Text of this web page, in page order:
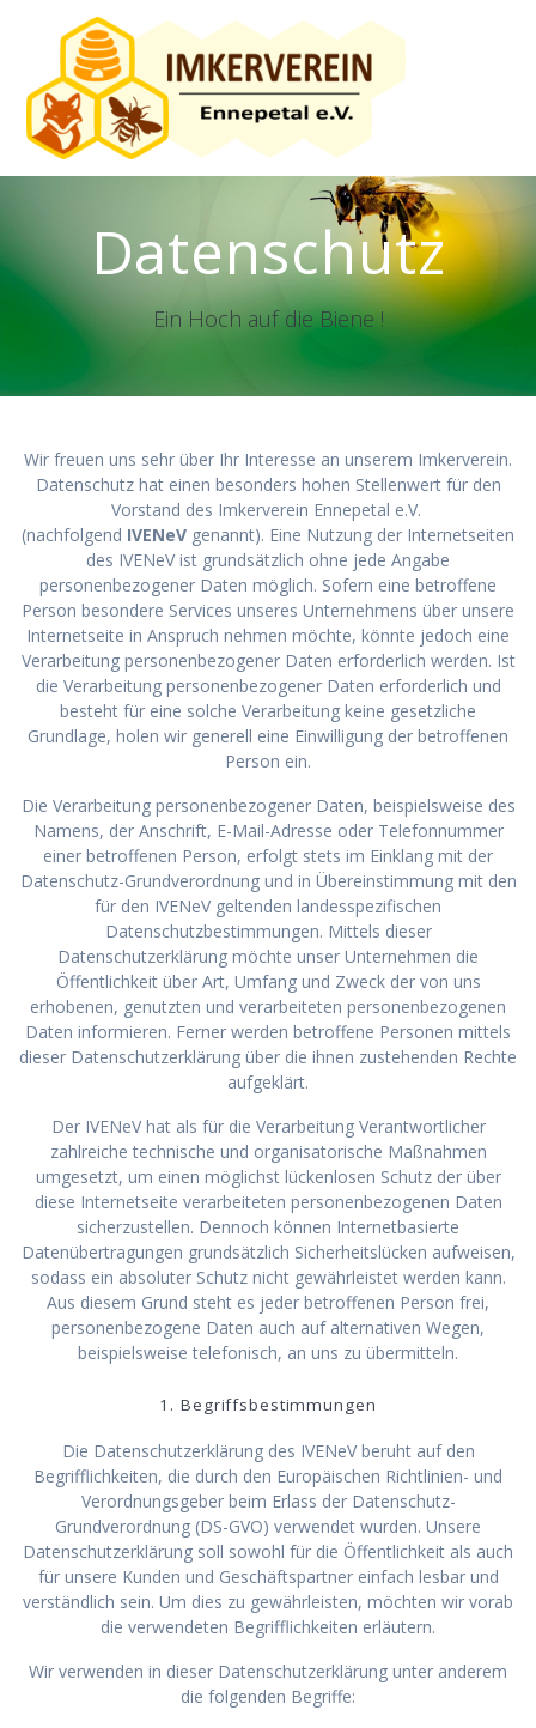
to
content
Datenschutz
Ein Hoch auf die Biene !
Wir freuen uns sehr über Ihr Interesse an unserem Imkerverein.
Datenschutz hat einen besonders hohen Stellenwert für den
Vorstand des Imkerverein Ennepetal e.V.
(nachfolgend IVENeV genannt). Eine Nutzung der Internetseiten
des IVENeV ist grundsätzlich ohne jede Angabe
personenbezogener Daten möglich. Sofern eine betroffene
Person besondere Services unseres Unternehmens über unsere
Internetseite in Anspruch nehmen möchte, könnte jedoch eine
Verarbeitung personenbezogener Daten erforderlich werden. Ist
die Verarbeitung personenbezogener Daten erforderlich und
besteht für eine solche Verarbeitung keine gesetzliche
Grundlage, holen wir generell eine Einwilligung der betroffenen
Person ein.
Die Verarbeitung personenbezogener Daten, beispielsweise des
Namens, der Anschrift, E-Mail-Adresse oder Telefonnummer
einer betroffenen Person, erfolgt stets im Einklang mit der
Datenschutz-Grundverordnung und in Übereinstimmung mit den
für den IVENeV geltenden landesspezifischen
Datenschutzbestimmungen. Mittels dieser
Datenschutzerklärung möchte unser Unternehmen die
Öffentlichkeit über Art, Umfang und Zweck der von uns
erhobenen, genutzten und verarbeiteten personenbezogenen
Daten informieren. Ferner werden betroffene Personen mittels
dieser Datenschutzerklärung über die ihnen zustehenden Rechte
aufgeklärt.
Der IVENeV hat als für die Verarbeitung Verantwortlicher
zahlreiche technische und organisatorische Maßnahmen
umgesetzt, um einen möglichst lückenlosen Schutz der über
diese Internetseite verarbeiteten personenbezogenen Daten
sicherzustellen. Dennoch können Internetbasierte
Datenübertragungen grundsätzlich Sicherheitslücken aufweisen,
sodass ein absoluter Schutz nicht gewährleistet werden kann.
Aus diesem Grund steht es jeder betroffenen Person frei,
personenbezogene Daten auch auf alternativen Wegen,
beispielsweise telefonisch, an uns zu übermitteln.
1. Begriffsbestimmungen
Die Datenschutzerklärung des IVENeV beruht auf den
Begrifflichkeiten, die durch den Europäischen Richtlinien- und
Verordnungsgeber beim Erlass der Datenschutz-
Grundverordnung (DS-GVO) verwendet wurden. Unsere
Datenschutzerklärung soll sowohl für die Öffentlichkeit als auch
für unsere Kunden und Geschäftspartner einfach lesbar und
verständlich sein. Um dies zu gewährleisten, möchten wir vorab
die verwendeten Begrifflichkeiten erläutern.
Wir verwenden in dieser Datenschutzerklärung unter anderem
die folgenden Begriffe: